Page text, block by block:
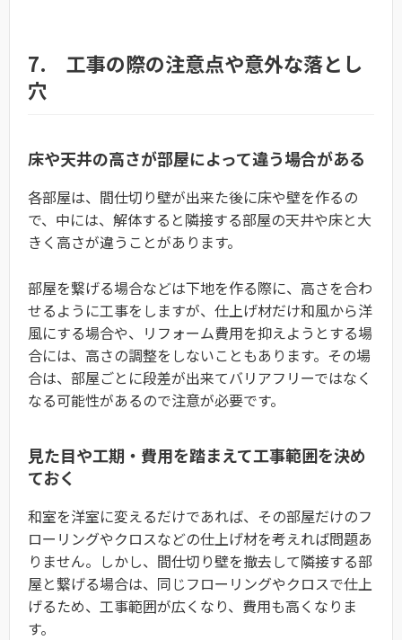
7. 工事の際の注意点や意外な落とし
穴
床や天井の高さが部屋によって違う場合がある
各部屋は、間仕切り壁が出来た後に床や壁を作るの
で、中には、解体すると隣接する部屋の天井や床と大
きく高さが違うことがあります。
部屋を繋げる場合などは下地を作る際に、高さを合わ
せるように工事をしますが、仕上げ材だけ和風から洋
風にする場合や、リフォーム費用を抑えようとする場
合には、高さの調整をしないこともあります。その場
合は、部屋ごとに段差が出来てバリアフリーではなく
なる可能性があるので注意が必要です。
見た目や工期・費用を踏まえて工事範囲を決め
ておく
和室を洋室に変えるだけであれば、その部屋だけのフ
ローリングやクロスなどの仕上げ材を考えれば問題あ
りません。しかし、間仕切り壁を撤去して隣接する部
屋と繋げる場合は、同じフローリングやクロスで仕上
げるため、工事範囲が広くなり、費用も高くなりま
す。